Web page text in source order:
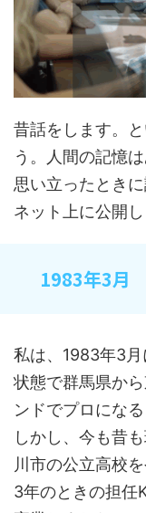
昔話をします。
う。人間の記憶
思い立ったとき
ネット上に公開し
1983年3月
私は、1983年3
状態で群馬県か
ンドでプロになる
しかし、今も昔
川市の公立高校
3年のときの担任